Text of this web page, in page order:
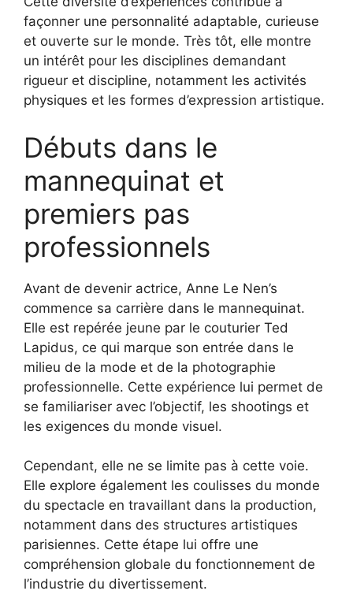
façonner une personnalité adaptable, curieuse
et ouverte sur le monde. Très tôt, elle montre
un intérêt pour les disciplines demandant
rigueur et discipline, notamment les activités
physiques et les formes d’expression artistique.
Débuts dans le
mannequinat et
premiers pas
professionnels
Avant de devenir actrice, Anne Le Nen’s
commence sa carrière dans le mannequinat.
Elle est repérée jeune par le couturier Ted
Lapidus, ce qui marque son entrée dans le
milieu de la mode et de la photographie
professionnelle. Cette expérience lui permet de
se familiariser avec l’objectif, les shootings et
les exigences du monde visuel.
Cependant, elle ne se limite pas à cette voie.
Elle explore également les coulisses du monde
du spectacle en travaillant dans la production,
notamment dans des structures artistiques
parisiennes. Cette étape lui offre une
compréhension globale du fonctionnement de
l’industrie du divertissement.